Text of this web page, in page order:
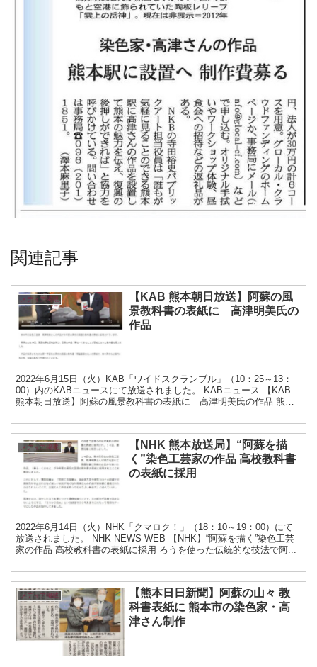
関連記事
メディア掲載
【KAB 熊本朝日放送】阿蘇の風
景教科書の表紙に 高津明美氏の
作品
2022年6月15日（火）KAB「ワイドスクランブル」（10：25～13：
00）内のKABニュースにて放送されました。 KABニュース 【KAB
熊本朝日放送】阿蘇の風景教科書の表紙に 高津明美氏の作品 熊本
メディア掲載
【NHK 熊本放送局】“阿蘇を描
く”染色工芸家の作品 高校教科書
の表紙に採用
2022年6月14日（火）NHK「クマロク！」（18：10～19：00）にて
放送されました。 NHK NEWS WEB 【NHK】“阿蘇を描く”染色工芸
家の作品 高校教科書の表紙に採用 ろうを使った伝統的な技法で阿...
メディア掲載
【熊本日日新聞】阿蘇の山々 教
科書表紙に 熊本市の染色家・高
津さん制作